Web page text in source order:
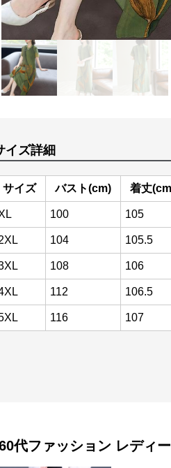
イズ詳細
サイズ バスト(cm) 着丈
100 105
104 105.5
108 106
112 106.5
116 107
代ファッション レディ